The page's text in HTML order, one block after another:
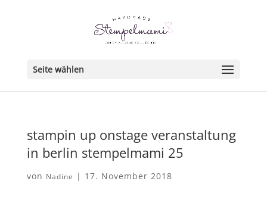
Seite wählen
stampin up onstage veranstaltung
in berlin stempelmami 25
von Nadine | 17. November 2018